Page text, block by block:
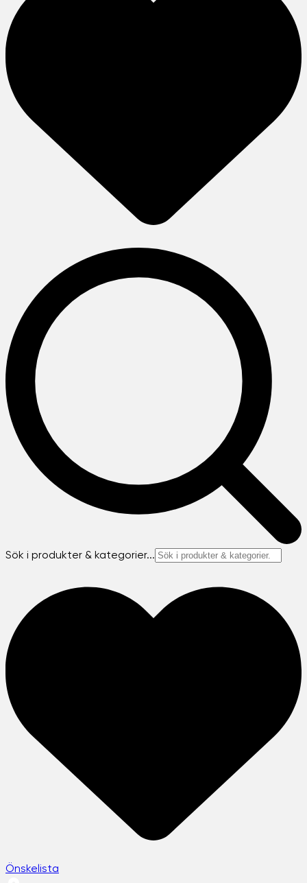
Sök i produkter & kategorier...
Önskelista